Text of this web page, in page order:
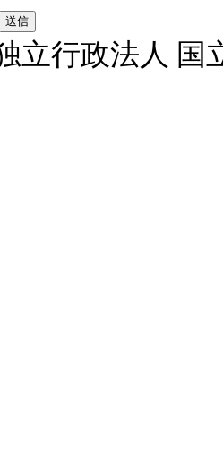
立行政法人 国